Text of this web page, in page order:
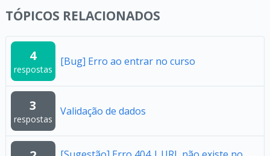
TÓPICOS RELACIONADOS
4
respostas
[Bug] Erro ao entrar no curso
3
respostas
Validação de dados